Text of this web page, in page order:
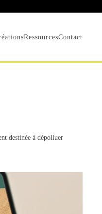
RessourcesContact
destinée à dépolluer